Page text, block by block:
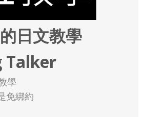
日文教學
Talker
學
免綁約